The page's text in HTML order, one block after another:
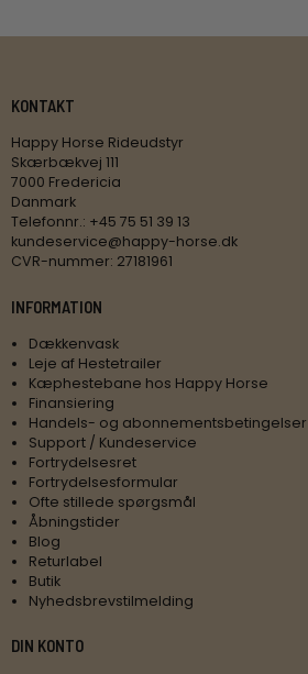
KONTAKT
Happy Horse Rideudstyr
Skærbækvej 111
7000 Fredericia
Danmark
Telefonnr.: +45 75 51 39 13
kundeservice@happy-horse.dk
CVR-nummer: 27181961
INFORMATION
Dækkenvask
Leje af Hestetrailer
Kæphestebane hos Happy Horse
Finansiering
Handels- og abonnementsbetingelser
Support / Kundeservice
Fortrydelsesret
Fortrydelsesformular
Ofte stillede spørgsmål
Åbningstider
Blog
Returlabel
Butik
Nyhedsbrevstilmelding
DIN KONTO